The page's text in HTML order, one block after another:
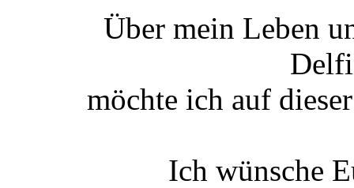
Über mein Leben
möchte ich auf
Ich wünsche